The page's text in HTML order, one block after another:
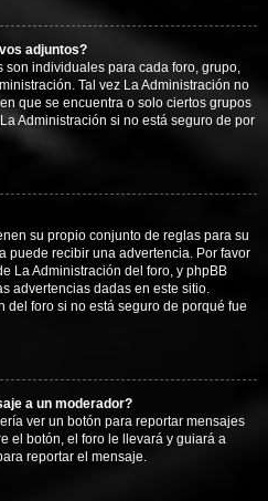
adjuntos?
son individuales para cada foro, grupo,
Tal vez La Administración no
que se encuentra o solo ciertos grupos
Administración si no está seguro de por
su propio conjunto de reglas para su
puede recibir una advertencia. Por favor
La Administración del foro, y phpBB
advertencias dadas en este sitio.
del foro si no está seguro de porqué fue
a un moderador?
ver un botón para reportar mensajes
el botón, el foro le llevará y guiará a
reportar el mensaje.